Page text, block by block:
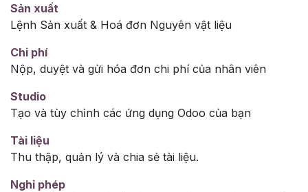
Sản xuất
Lệnh Sản xuất & Hoá đơn Nguyên vật liệu
Chi phí
Nộp, duyệt và gửi hóa đơn chi phí của nhân viên
Studio
Tạo và tùy chỉnh các ứng dụng Odoo của bạn
Tài liệu
Thu thập, quản lý và chia sẻ tài liệu.
Nghỉ phép